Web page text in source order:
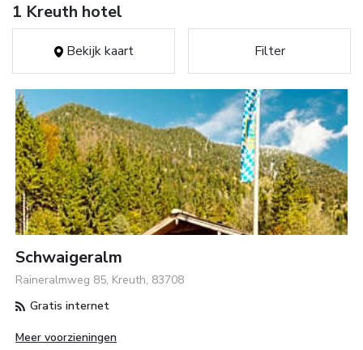
1 Kreuth hotel
Bekijk kaart Filter
Schwaigeralm
Raineralmweg 85, Kreuth, 83708
Gratis internet
Meer voorzieningen